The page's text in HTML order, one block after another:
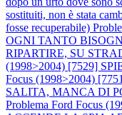
sostituiti, non è stata
fosse recuperabile)
OGNI TANTO
RIPARTIRE, SU
(1998>2004) [7529]
Focus (1998>2004)
SALITA, MANCA DI
Problema Ford Focus